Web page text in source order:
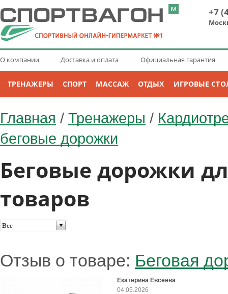
+7
О компании Доставка и оплата Официальная гарантия
ТРЕНАЖЕРЫ СПОРТ МАССАЖ ОТДЫХ ИГРОВЫЕ
Главная / Тренажеры /
беговые дорожки
Беговые дорожки
товаров
Все
Отзыв о товаре: Беговая
Екатерина Евсеева
04.05.2026